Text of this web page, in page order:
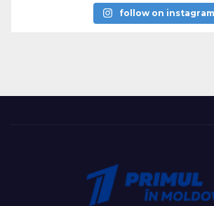
follow on instagram